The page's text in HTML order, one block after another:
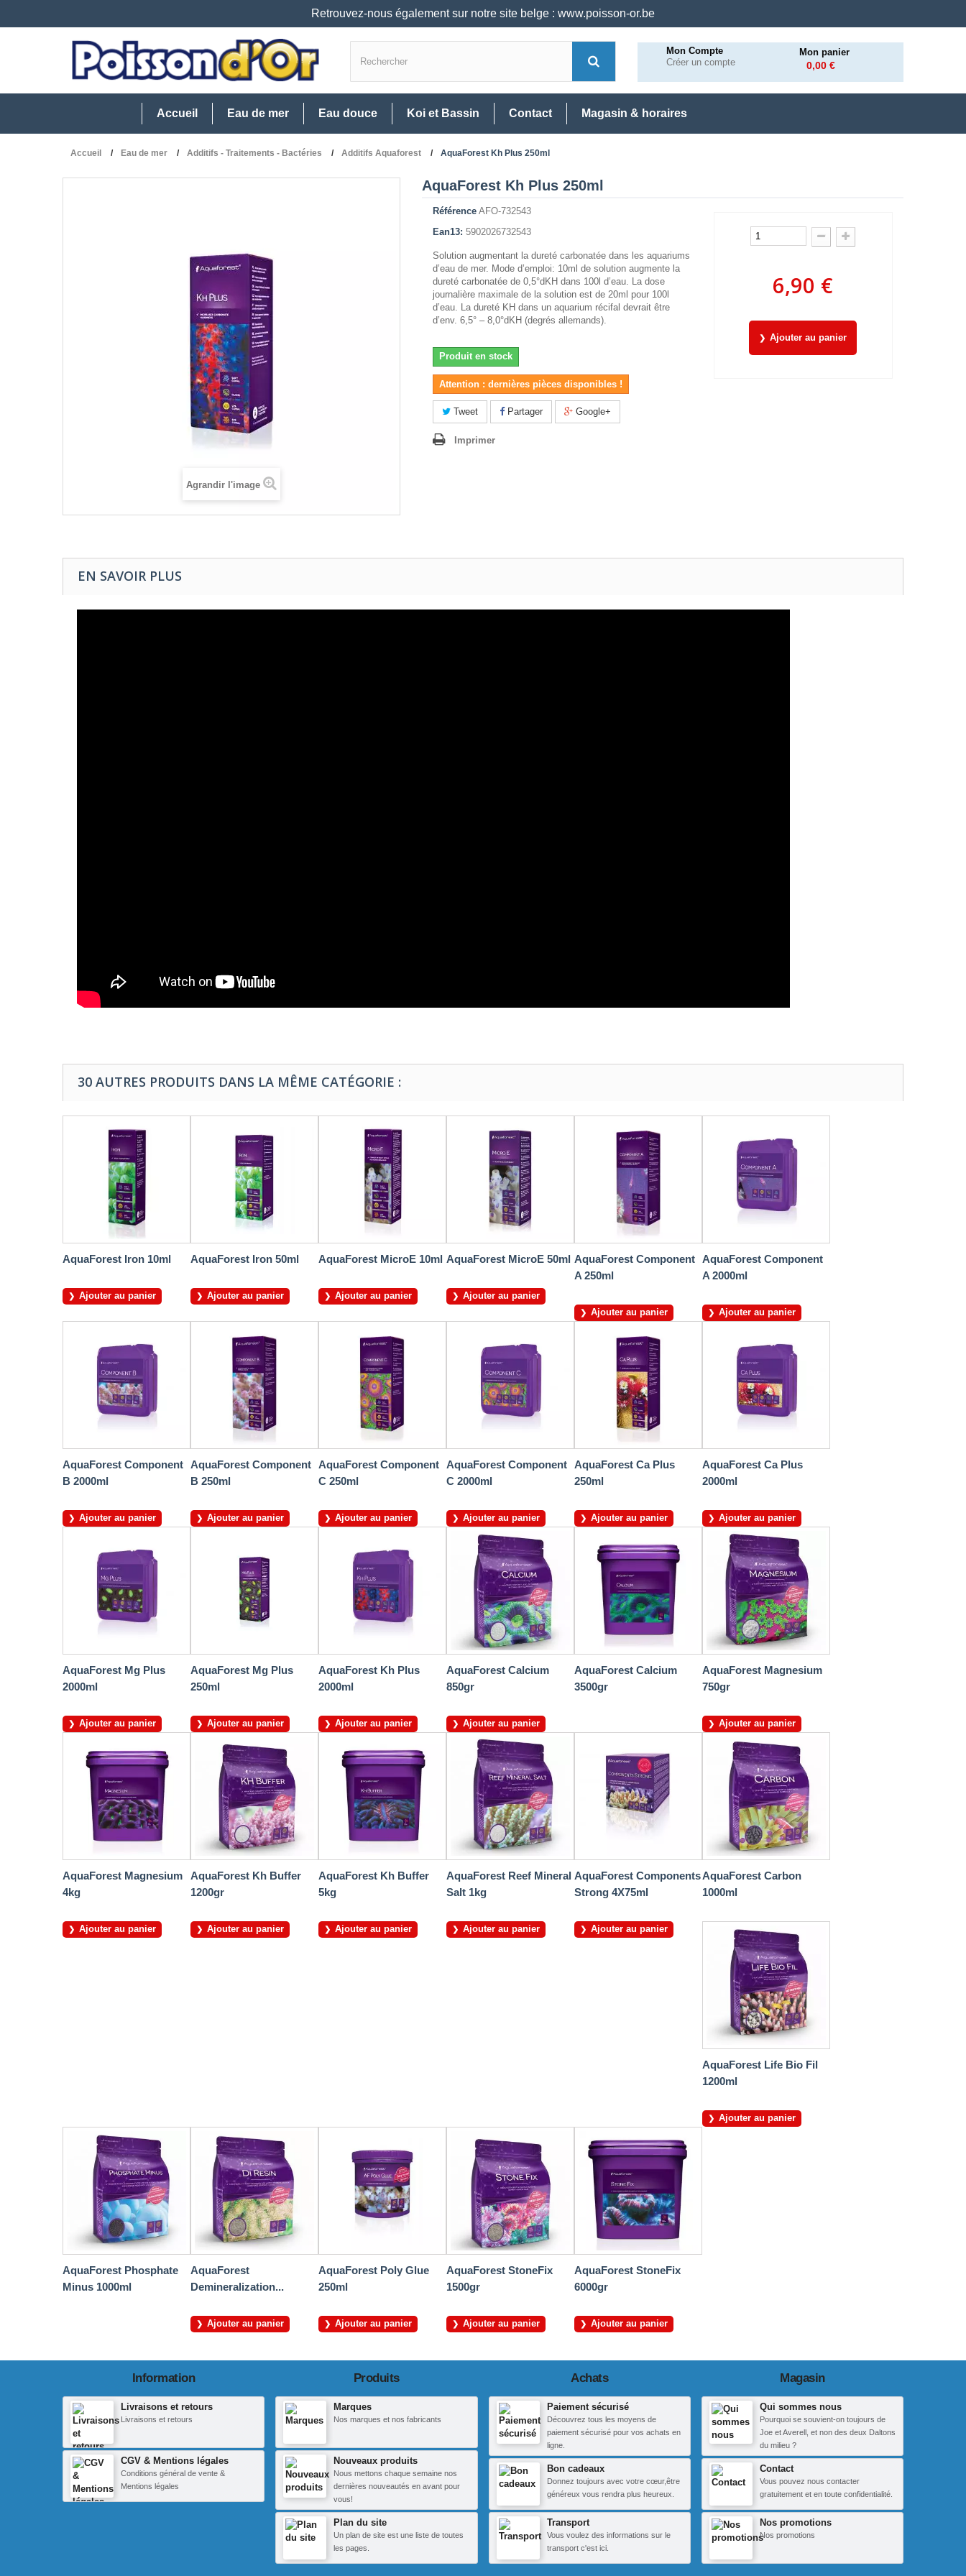
Retrouvez-nous également sur notre site belge : www.poisson-or.be
Mon Compte
Créer un compte
Mon panier
0,00 €
Accueil Eau de mer Eau douce Koi et Bassin Contact Magasin & horaires
Accueil Eau de mer Additifs - Traitements - Bactéries Additifs Aquaforest AquaForest Kh Plus 250ml
Agrandir l'image
AquaForest Kh Plus 250ml
Référence AFO-732543
Ean13: 5902026732543
Solution augmentant la dureté carbonatée dans les aquariums
d’eau de mer. Mode d’emploi: 10ml de solution augmente la
dureté carbonatée de 0,5°dKH dans 100l d’eau. La dose
journalière maximale de la solution est de 20ml pour 100l
d’eau. La dureté KH dans un aquarium récifal devrait être
d’env. 6,5° – 8,0°dKH (degrés allemands).
Produit en stock
Attention : dernières pièces disponibles !
Tweet Partager Google+
Imprimer
6,90 €
Ajouter au panier
EN SAVOIR PLUS
30 AUTRES PRODUITS DANS LA MÊME CATÉGORIE :
AquaForest Iron 10ml
Ajouter au panier
AquaForest Iron 50ml
Ajouter au panier
AquaForest MicroE 10ml
Ajouter au panier
AquaForest MicroE 50ml
Ajouter au panier
AquaForest Component
A 250ml
Ajouter au panier
AquaForest Component
A 2000ml
Ajouter au panier
AquaForest Component
B 2000ml
Ajouter au panier
AquaForest Component
B 250ml
Ajouter au panier
AquaForest Component
C 250ml
Ajouter au panier
AquaForest Component
C 2000ml
Ajouter au panier
AquaForest Ca Plus
250ml
Ajouter au panier
AquaForest Ca Plus
2000ml
Ajouter au panier
AquaForest Mg Plus
2000ml
Ajouter au panier
AquaForest Mg Plus
250ml
Ajouter au panier
AquaForest Kh Plus
2000ml
Ajouter au panier
AquaForest Calcium
850gr
Ajouter au panier
AquaForest Calcium
3500gr
AquaForest Magnesium
750gr
Ajouter au panier
AquaForest Magnesium
4kg
Ajouter au panier
AquaForest Kh Buffer
1200gr
Ajouter au panier
AquaForest Kh Buffer
5kg
Ajouter au panier
AquaForest Reef Mineral
Salt 1kg
Ajouter au panier
AquaForest Components
Strong 4X75ml
Ajouter au panier
AquaForest Carbon
1000ml
AquaForest Life Bio Fil
1200ml
Ajouter au panier
AquaForest Phosphate
Minus 1000ml
AquaForest
Demineralization...
Ajouter au panier
AquaForest Poly Glue
250ml
Ajouter au panier
AquaForest StoneFix
1500gr
Ajouter au panier
AquaForest StoneFix
6000gr
Ajouter au panier
Information
Livraisons et retours
Livraisons et retours
CGV & Mentions légales
Conditions général de vente &
Mentions légales
Produits
Marques
Nos marques et nos fabricants
Nouveaux produits
Nous mettons chaque semaine nos
dernières nouveautés en avant pour
vous!
Plan du site
Un plan de site est une liste de toutes
les pages.
Achats
Paiement sécurisé
Découvrez tous les moyens de
paiement sécurisé pour vos achats en
ligne.
Bon cadeaux
Donnez toujours avec votre cœur,être
généreux vous rendra plus heureux.
Transport
Vous voulez des informations sur le
transport c'est ici.
Magasin
Qui sommes nous
Pourquoi se souvient-on toujours de
Joe et Averell, et non des deux Daltons
du milieu ?
Contact
Vous pouvez nous contacter
gratuitement et en toute confidentialité.
Nos promotions
Nos promotions